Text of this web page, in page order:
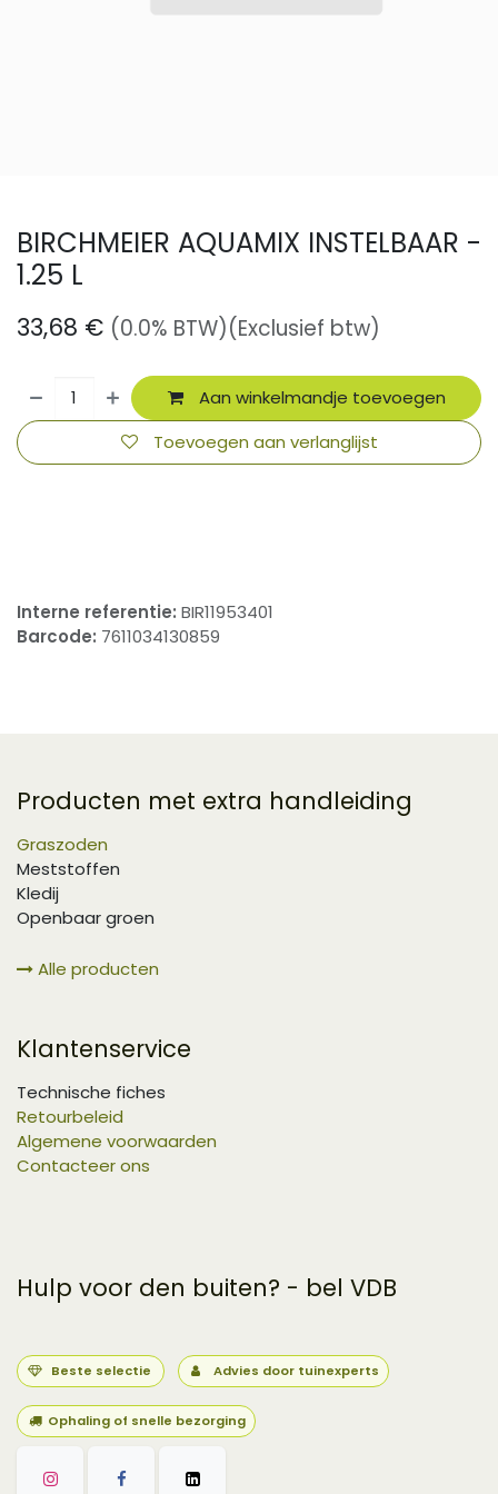
BIRCHMEIER AQUAMIX INSTELBAAR -
1.25 L
33,68 € (0.0% BTW)(Exclusief btw)
Aan winkelmandje toevoegen
Toevoegen aan verlanglijst
Interne referentie: BIR11953401
Barcode: 7611034130859
Producten met extra handleiding
Graszoden
Meststoffen
Kledij
Openbaar groen
Alle producten
Klantenservice
Technische fiches
Retourbeleid
Algemene voorwaarden
Contacteer ons
Hulp voor den buiten? - bel VDB
Beste selectie Advies door tuinexperts
Ophaling of snelle bezorging